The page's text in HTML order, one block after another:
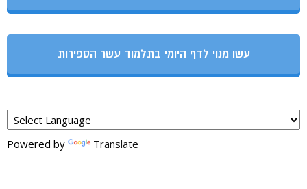
עשו מנוי לדף היומי בתלמוד עשר הספירות
Powered by Translate